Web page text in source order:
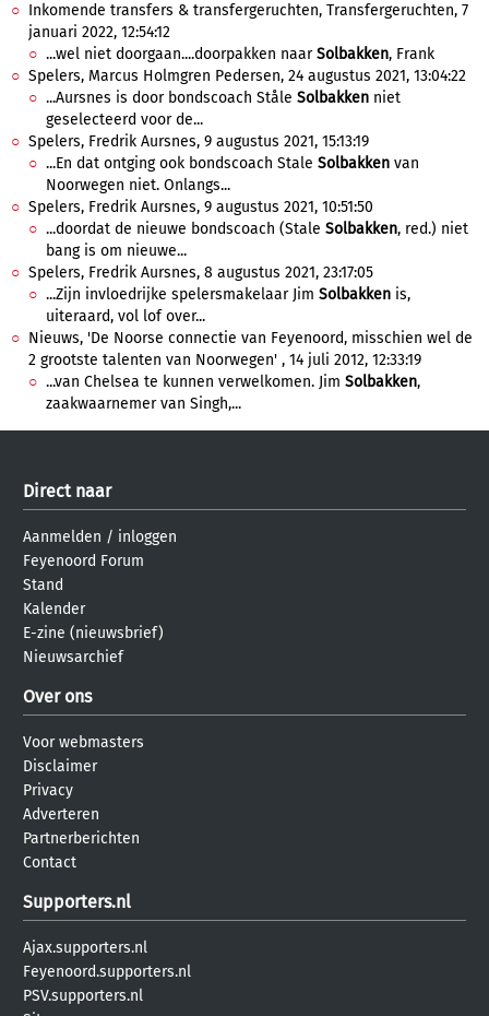
Inkomende transfers & transfergeruchten, Transfergeruchten, 7
januari 2022, 12:54:12
...wel niet doorgaan....doorpakken naarSolbakken, Frank
Spelers, Marcus Holmgren Pedersen, 24 augustus 2021, 13:04:22
...Aursnes is door bondscoach Ståle Solbakken niet
geselecteerd voor de...
Spelers, Fredrik Aursnes, 9 augustus 2021, 15:13:19
...En dat ontging ook bondscoach Stale Solbakken van
Noorwegen niet. Onlangs...
Spelers, Fredrik Aursnes, 9 augustus 2021, 10:51:50
...doordat de nieuwe bondscoach (Stale Solbakken, red.) niet
bang is om nieuwe...
Spelers, Fredrik Aursnes, 8 augustus 2021, 23:17:05
...Zijn invloedrijke spelersmakelaar Jim Solbakken is,
uiteraard, vol lof over...
Nieuws, 'De Noorse connectie van Feyenoord, misschien wel de
2 grootste talenten van Noorwegen' , 14 juli 2012, 12:33:19
...van Chelsea te kunnen verwelkomen. Jim Solbakken,
zaakwaarnemer van Singh,...
Direct naar
Aanmelden / inloggen
Feyenoord Forum
Stand
Kalender
E-zine (nieuwsbrief)
Nieuwsarchief
Over ons
Voor webmasters
Disclaimer
Privacy
Adverteren
Partnerberichten
Contact
Supporters.nl
Ajax.supporters.nl
Feyenoord.supporters.nl
PSV.supporters.nl